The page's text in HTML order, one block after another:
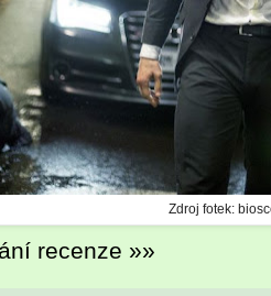
Zdroj fotek:
recenze »»